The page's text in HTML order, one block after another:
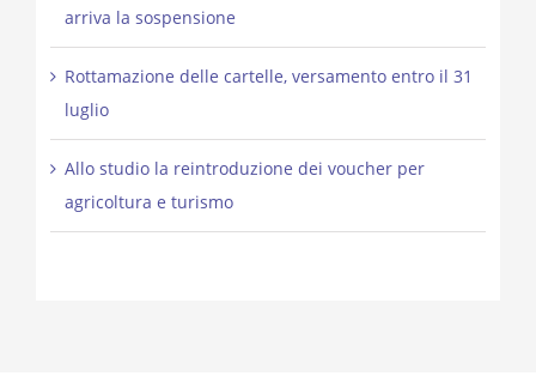
arriva la sospensione
Rottamazione delle cartelle, versamento entro il 31
luglio
Allo studio la reintroduzione dei voucher per
agricoltura e turismo